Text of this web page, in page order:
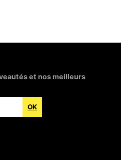
et nos meilleurs